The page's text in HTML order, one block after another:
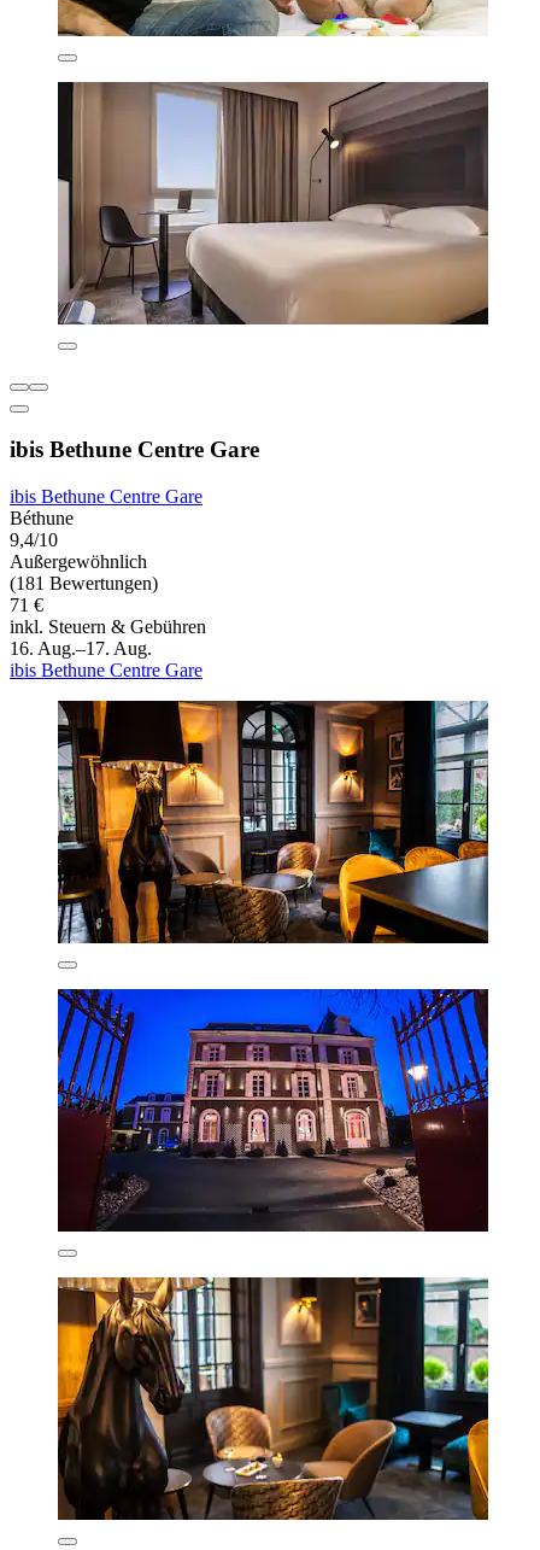
ibis Bethune Centre Gare
ibis Bethune Centre Gare
Béthune
9,4/10
Außergewöhnlich
(181 Bewertungen)
71 €
inkl. Steuern & Gebühren
16. Aug.–17. Aug.
ibis Bethune Centre Gare